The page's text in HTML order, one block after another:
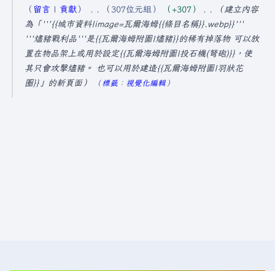
留言
貢獻 307位元組 +307
建立內容
為「'''{{城市資料|image=瓦爾海姆{{條目名稱}}.webp}}'''
'''燼豬戰利品'''是{{瓦爾海姆附圖|燼豬}}的稀有掉落物 可以放
置在物品架上或用於設定{{瓦爾海姆附圖|投石機(弩砲)}}，使
其只會攻擊燼豬。 也可以用於建造{{瓦爾海姆附圖|羽狀花
圈}}」的新頁面
標籤： 視覺化編輯